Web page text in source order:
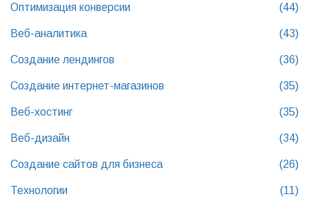
Оптимизация конверсии (44)
Веб-аналитика (43)
Создание лендингов (36)
Создание интернет-магазинов (35)
Веб-хостинг (35)
Веб-дизайн (34)
Создание сайтов для бизнеса (26)
Технологии (11)